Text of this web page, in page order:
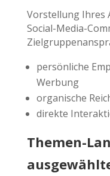
Vorstellung Ihres
Social-Media-
persönliche
Werbung
organische
direkte
Themen-